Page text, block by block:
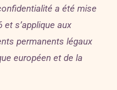
a été mise
s’applique aux
permanents légaux
européen et de la